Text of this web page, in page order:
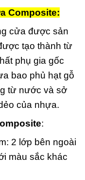
Composite:
cửa được sản
tạo thành từ
phụ gia gốc
bao phủ hạt gỗ
từ nước và sở
của nhựa.
:
2 lớp bên ngoài
màu sắc khác